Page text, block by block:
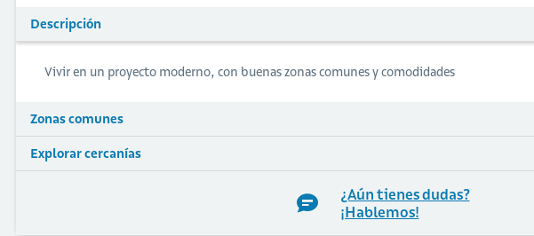
Descripción
Vivir en un proyecto moderno, con buenas zonas comunes y comodidades
Zonas comunes
Explorar cercanías
¿Aún tienes dudas?
¡Hablemos!